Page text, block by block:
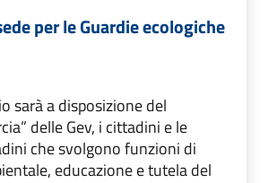
per le Guardie ecologiche
sarà a disposizione del
delle Gev, i cittadini e le
che svolgono funzioni di
educazione e tutela del